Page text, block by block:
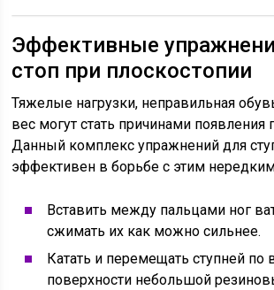
Эффективные
стоп при плоскостопии
Тяжелые нагрузки, неправильная
вес могут стать причинами появления
Данный комплекс упражнений для
эффективен в борьбе с этим
Вставить между пальцами ног
сжимать их как можно сильнее.
Катать и перемещать ступней по
поверхности небольшой